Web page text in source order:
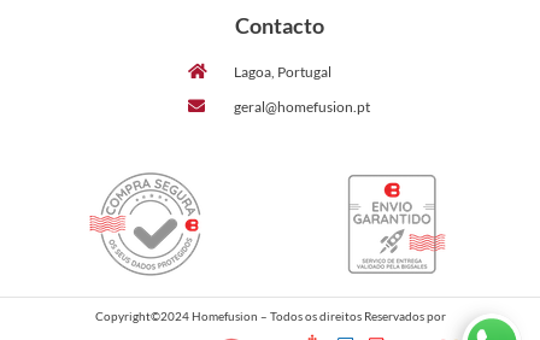
Contacto
Lagoa, Portugal
geral@homefusion.pt
Copyright©2024 Homefusion – Todos os direitos Reservados por